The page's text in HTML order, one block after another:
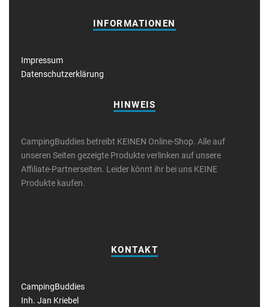
INFORMATIONEN
Impressum
Datenschutzerklärung
HINWEIS
CampingBuddies betreibt KEINEN Online-Shop. Alle auf
unseren Seiten gezeigte Produkte verlinken auf unsere
Affiliate-Partnerseiten. Leider könnt ihr bei uns KEINE
Produkte kaufen.
KONTAKT
CampingBuddies
Inh. Jan Kriebel